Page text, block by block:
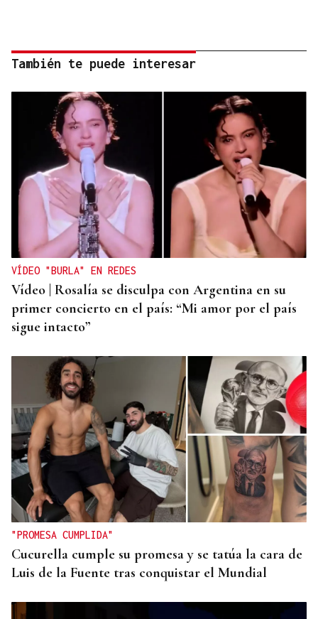
También te puede interesar
VÍDEO "BURLA" EN REDES
Vídeo | Rosalía se disculpa con Argentina en su
primer concierto en el país: “Mi amor por el país
sigue intacto”
"PROMESA CUMPLIDA"
Cucurella cumple su promesa y se tatúa la cara de
Luis de la Fuente tras conquistar el Mundial